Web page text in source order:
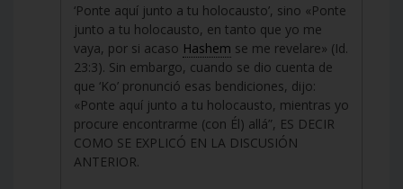
‘Ponte aquí junto a tu holocausto’, sino «Ponte
junto a tu holocausto, en tanto que yo me
vaya, por si acaso Hashem se me revelare» (Id.
23:3). Sin embargo, cuando se dio cuenta de
que ‘Ko’ pronunció esas bendiciones, dijo:
«Ponte aquí junto a tu holocausto, mientras yo
procure encontrarme (con Él) allá”, ES DECIR
COMO SE EXPLICÓ EN LA DISCUSIÓN
ANTERIOR.